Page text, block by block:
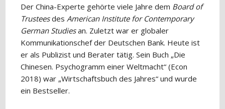
Der China-Experte gehörte viele Jahre dem Board of
TrusteesdesAmerican Institute for Contemporary
German Studiesan. Zuletzt war er globaler
Kommunikationschef der Deutschen Bank. Heute ist
er als Publizist und Berater tätig. Sein Buch „Die
Chinesen. Psychogramm einer Weltmacht“ (Econ
2018) war „Wirtschaftsbuch des Jahres“ und wurde
ein Bestseller.